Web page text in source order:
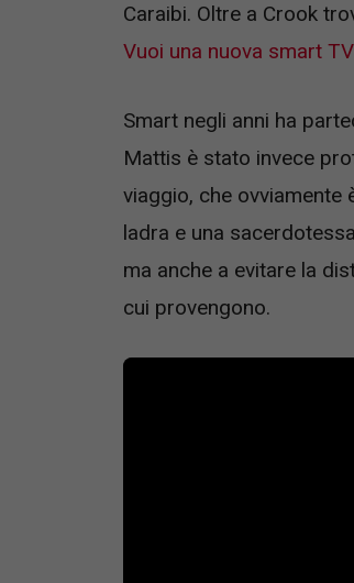
Caraibi. Oltre a Crook
Vuoi una nuova smart
Smart negli anni ha
Mattis è stato invece
viaggio, che ovviamente
ladra e una
ma anche a evitare la
cui provengono.